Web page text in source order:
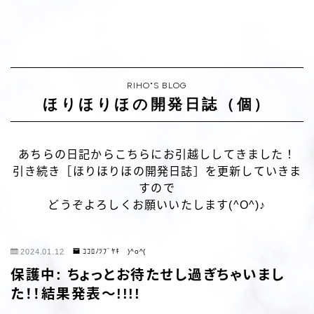
RIHO"S BLOG
ほりほりほの開発日誌（個）
あちらの日記からこちらにお引越ししてきました！
引き続き［ほりほりほの開発日誌］を更新していきま
すので
どうぞよろしくお願いいたします(^O^)♪
2024.01.12 ｺｺﾛﾉﾂﾌﾞﾔｷ )^o^(
保護中: ちょっとお待たせし過ぎちゃいまし
た！！結果発表～!!!!